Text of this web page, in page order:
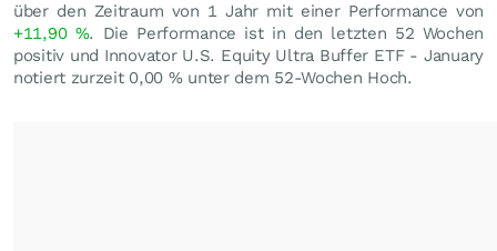
über den Zeitraum von 1 Jahr mit einer Performance von
+11,90 %. Die Performance ist in den letzten 52 Wochen
positiv und Innovator U.S. Equity Ultra Buffer ETF - January
notiert zurzeit 0,00 %unter dem 52-Wochen Hoch.